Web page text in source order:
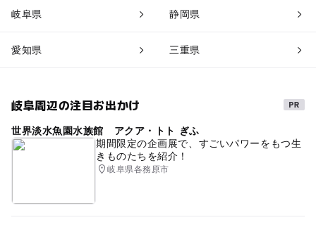
岐阜県 静岡県
愛知県 三重県
岐阜周辺の注目お出かけ
世界淡水魚園水族館 アクア・トト ぎふ
期間限定の企画展で、すごいパワーをもつ生
きものたちを紹介！
岐阜県各務原市